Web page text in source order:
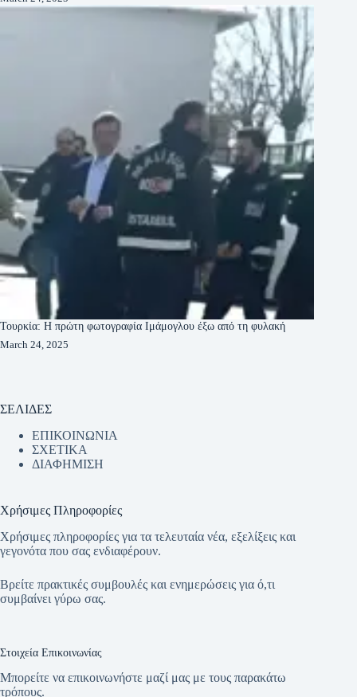
Τουρκία: Η πρώτη φωτογραφία Ιμάμογλου έξω από τη φυλακή
March 24, 2025
ΣΕΛΙΔΕΣ
ΕΠΙΚΟΙΝΩΝΙΑ
ΣΧΕΤΙΚΑ
ΔΙΑΦΗΜΙΣΗ
Χρήσιμες Πληροφορίες
Χρήσιμες πληροφορίες για τα τελευταία νέα, εξελίξεις και
γεγονότα που σας ενδιαφέρουν.
Βρείτε πρακτικές συμβουλές και ενημερώσεις για ό,τι
συμβαίνει γύρω σας.
Στοιχεία Επικοινωνίας
Μπορείτε να επικοινωνήστε μαζί μας με τους παρακάτω
τρόπους.